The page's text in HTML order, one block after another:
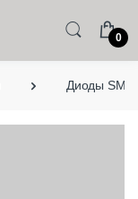
0
Диоды SMD